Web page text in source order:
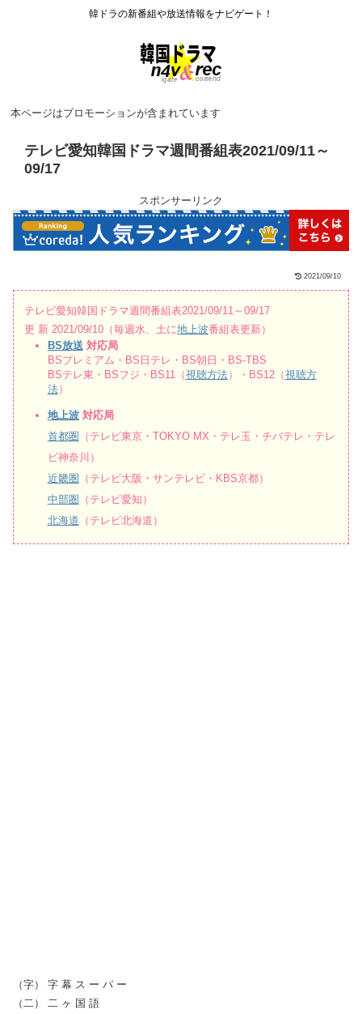
韓ドラの新番組や放送情報をナビゲート！
本ページはプロモーションが含まれています
テレビ愛知韓国ドラマ週間番組表2021/09/11～
09/17
スポンサーリンク
2021/09/10
テレビ愛知韓国ドラマ週間番組表2021/09/11～09/17
更 新 2021/09/10（毎週水、土に地上波番組表更新）
BS放送 対応局
BSプレミアム・BS日テレ・BS朝日・BS-TBS
BSテレ東・BSフジ・BS11（視聴方法）・BS12（視聴方
法）
地上波対応局
首都圏 （テレビ東京・TOKYO MX・テレ玉・チバテレ・テレ
ビ神奈川）
近畿圏 （テレビ大阪・サンテレビ・KBS京都）
中部圏 （テレビ愛知）
北海道 （テレビ北海道）
（字） 字 幕 ス ー パ ー
（二） 二 ヶ 国 語